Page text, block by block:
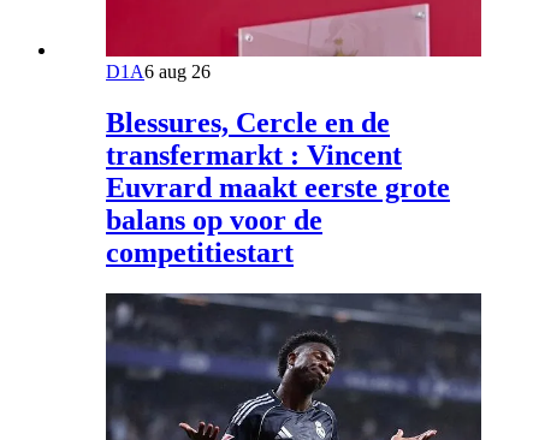
D1A6 aug 26
Blessures, Cercle en de
transfermarkt : Vincent
Euvrard maakt eerste grote
balans op voor de
competitiestart